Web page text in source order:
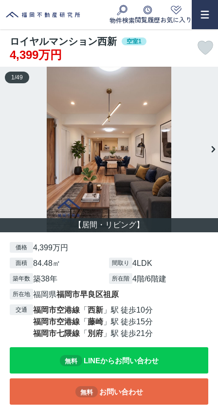
物件検索閲覧履歴お気に入り
ロイヤルマンション西新 空室1
4,399万円
【居間・リビング】
1 /49
価格 4,399万円
面積 84.48㎡ 間取り 4LDK
築年数 築38年 所在階 4階/6階建
所在地 福岡県福岡市早良区祖原
交通 福岡市空港線 「 西新 」駅 徒歩10分
福岡市空港線 「 藤崎」駅 徒歩15分
福岡市七隈線 「 別府 」駅 徒歩21分
無料 LINEからお問い合わせ
無料 お問い合わせ